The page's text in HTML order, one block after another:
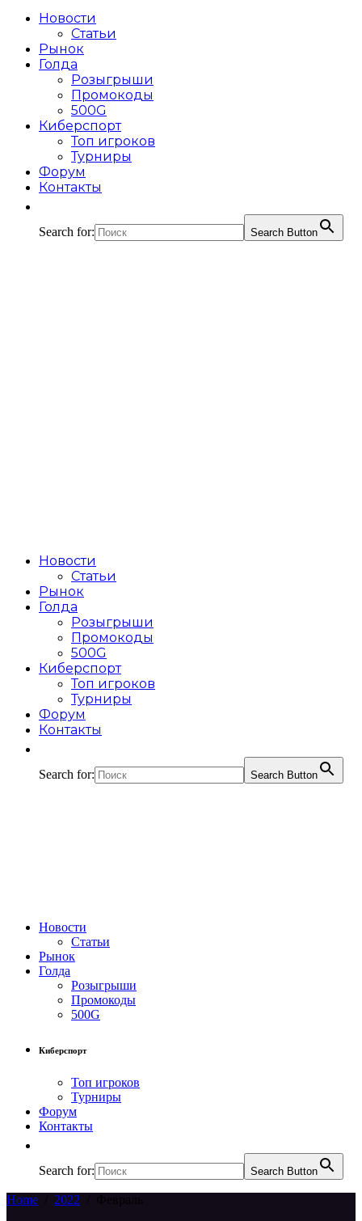
Новости
Статьи
Рынок
Голда
Розыгрыши
Промокоды
500G
Киберспорт
Топ игроков
Турниры
Форум
Контакты
Search for: Search Button
Новости
Статьи
Рынок
Голда
Розыгрыши
Промокоды
500G
Киберспорт
Топ игроков
Турниры
Форум
Контакты
Search for: Search Button
Новости
Статьи
Рынок
Голда
Розыгрыши
Промокоды
500G
Киберспорт
Топ игроков
Турниры
Форум
Контакты
Search for: Search Button
Home 2022 Февраль